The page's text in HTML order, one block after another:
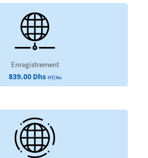
Enregistrement
839.00 Dhs HT/An